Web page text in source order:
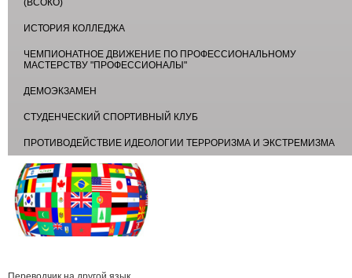
(ВСОКО)
ИСТОРИЯ КОЛЛЕДЖА
ЧЕМПИОНАТНОЕ ДВИЖЕНИЕ ПО ПРОФЕССИОНАЛЬНОМУ
МАСТЕРСТВУ "ПРОФЕССИОНАЛЫ"
ДЕМОЭКЗАМЕН
СТУДЕНЧЕСКИЙ СПОРТИВНЫЙ КЛУБ
ПРОТИВОДЕЙСТВИЕ ИДЕОЛОГИИ ТЕРРОРИЗМА И ЭКСТРЕМИЗМА